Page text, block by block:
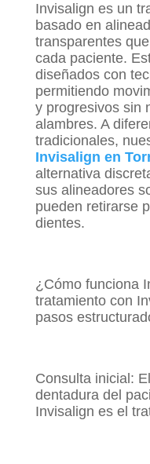
Invisalign es un
basado en
transparentes
cada paciente.
diseñados con
permitiendo
y progresivos sin
alambres. A
tradicionales,
Invisalign en
alternativa
sus alineadores
pueden retirarse
dientes.
¿Cómo funciona
tratamiento con
pasos
Consulta inicial:
dentadura del
Invisalign es el